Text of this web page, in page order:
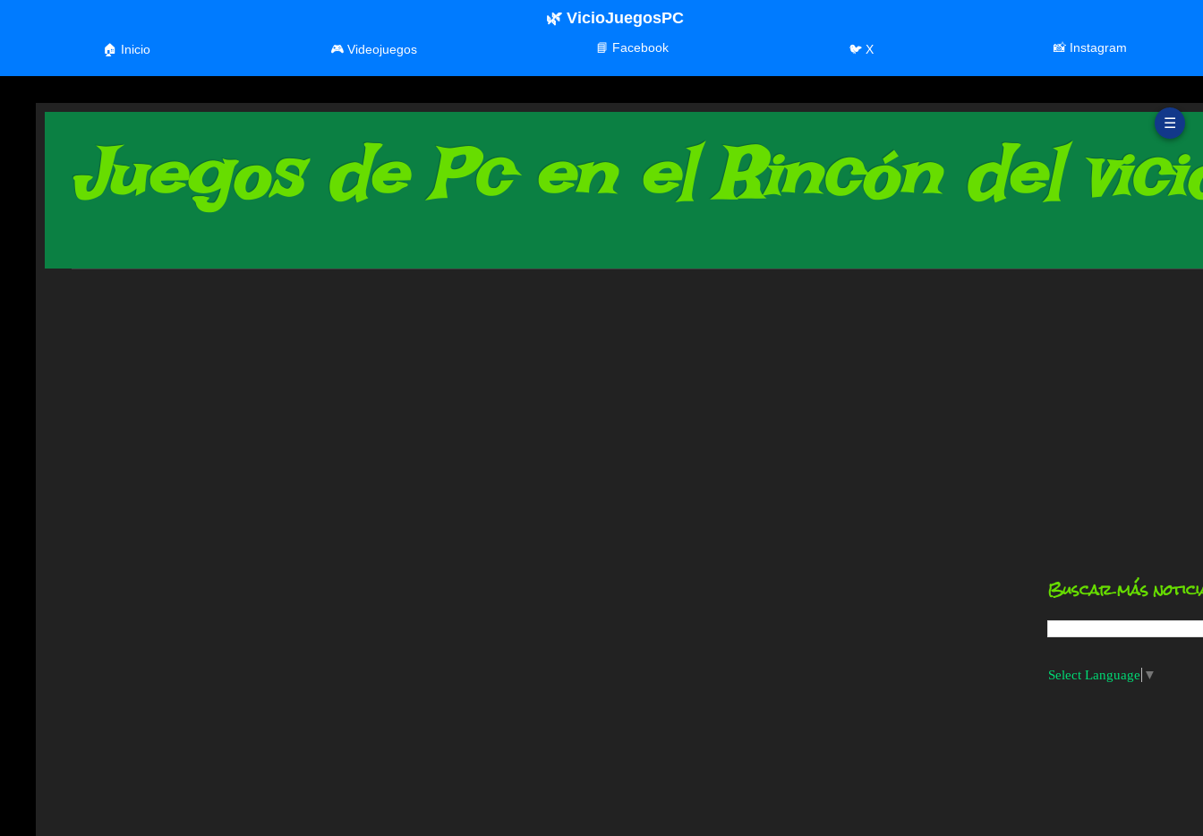
☰
Juegos de Pc en el Rincón del
🌿 VicioJuegosPC
🏠 Inicio 🎮 Videojuegos 📘 Facebook 🐦 X 📸 Instagram
Buscar más
Select Language ▼